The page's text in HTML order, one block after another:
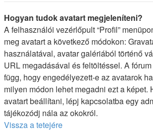
Hogyan tudok avatart megjeleníteni?
A felhasználói vezérlőpult “Profil”
meg avatart a következő módokon:
használatával, avatar galériából történő
URL megadásával és feltöltéssel. A
függ, hogy engedélyezett-e az avatarok
milyen módon lehet megadni ezt a képet.
avatart beállítani, lépj kapcsolatba egy
tájékozódj nála az okokról.
Vissza a tetejére